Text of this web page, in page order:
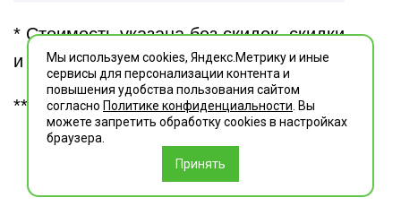
* Стоимость указана без скидок, скидки
и акции уточняйте у менеджера.
** Транспортные расходы — 40 р./км
Мы используем cookies, Яндекс.Метрику и иные
сервисы для персонализации контента и
повышения удобства пользования сайтом
согласно Политике конфиденциальности . Вы
можете запретить обработку сookies в настройках
браузера.
Принять